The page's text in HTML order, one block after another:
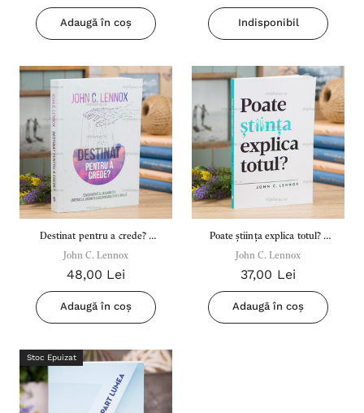
43,00 Lei
Detalii
Noul Testament și Psalmii - Tsb
17,00 Lei
Detalii
Adaugă în coș Indisponibil
Destinat pentru a crede? -
John C. Lennox
John C. Lennox
48,00 Lei
Adaugă în coș
Poate știința explica totul? -
John C. Lennox
John C. Lennox
37,00 Lei
Adaugă în coș
Stoc Epuizat